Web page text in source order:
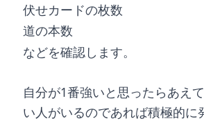
伏せカードの枚数
道の本数
などを確認します。
自分が1番強いと思ったらあえ
い人がいるのであれば積極的